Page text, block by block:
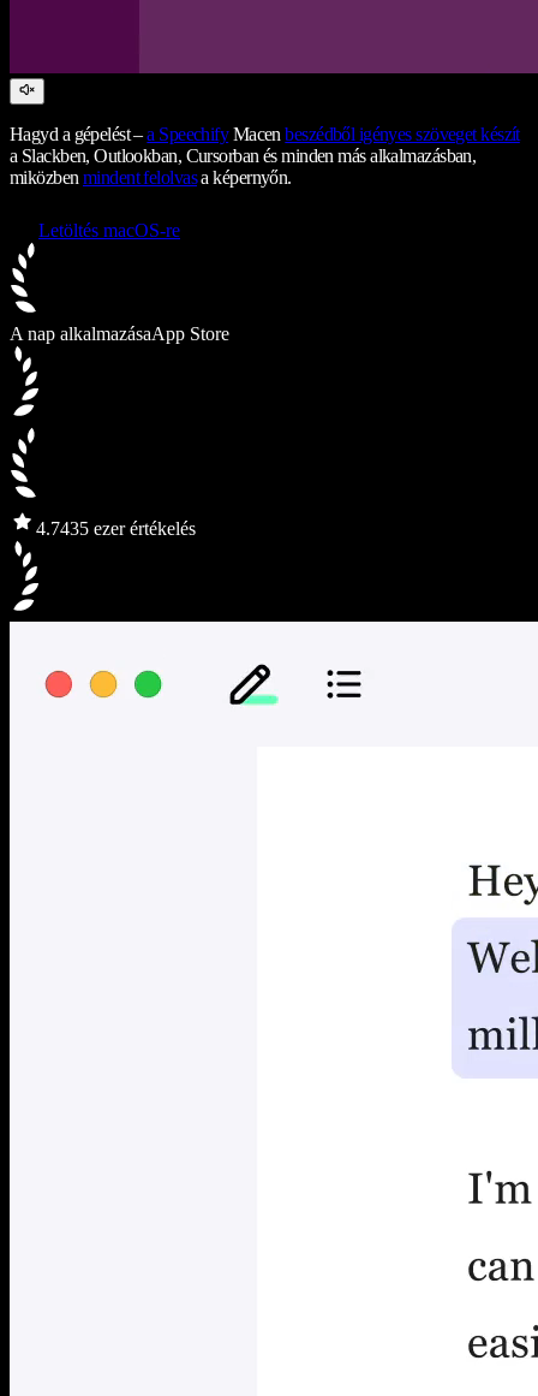
Hagyd a gépelést –a SpeechifyMacenbeszédből igényes szöveget készít
a Slackben, Outlookban, Cursorban és minden más alkalmazásban,
miközben mindent felolvasa képernyőn.
Letöltés macOS-re
A nap alkalmazásaApp Store
4.7435 ezer értékelés